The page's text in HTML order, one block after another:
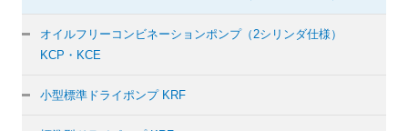
オイルフリーコンビネーションポンプ（2シリンダ仕様）
KCP・KCE
小型標準ドライポンプ KRF